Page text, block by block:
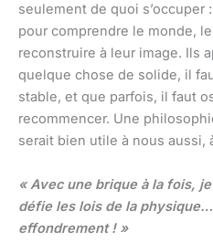
seulement de quoi
pour comprendre le monde,
reconstruire à leur image. Ils
quelque chose de solide, il
stable, et que parfois, il faut
recommencer. Une
serait bien utile à nous aussi,
« Avec une brique à la fois,
défie les lois de la physique…
effondrement ! »